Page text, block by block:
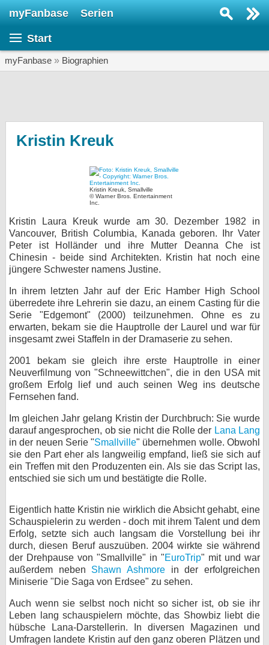
myFanbase Serien
Start
myFanbase » Biographien
Kristin Kreuk
Kristin Kreuk, Smallville
© Warner Bros. Entertainment
Inc.
Kristin Laura Kreuk wurde am 30. Dezember 1982 in
Vancouver, British Columbia, Kanada geboren. Ihr Vater
Peter ist Holländer und ihre Mutter Deanna Che ist
Chinesin - beide sind Architekten. Kristin hat noch eine
jüngere Schwester namens Justine.
In ihrem letzten Jahr auf der Eric Hamber High School
überredete ihre Lehrerin sie dazu, an einem Casting für die
Serie "Edgemont" (2000) teilzunehmen. Ohne es zu
erwarten, bekam sie die Hauptrolle der Laurel und war für
insgesamt zwei Staffeln in der Dramaserie zu sehen.
2001 bekam sie gleich ihre erste Hauptrolle in einer
Neuverfilmung von "Schneewittchen", die in den USA mit
großem Erfolg lief und auch seinen Weg ins deutsche
Fernsehen fand.
Im gleichen Jahr gelang Kristin der Durchbruch: Sie wurde
darauf angesprochen, ob sie nicht die Rolle der Lana Lang
in der neuen Serie "Smallville" übernehmen wolle. Obwohl
sie den Part eher als langweilig empfand, ließ sie sich auf
ein Treffen mit den Produzenten ein. Als sie das Script las,
entschied sie sich um und bestätigte die Rolle.
Eigentlich hatte Kristin nie wirklich die Absicht gehabt, eine
Schauspielerin zu werden - doch mit ihrem Talent und dem
Erfolg, setzte sich auch langsam die Vorstellung bei ihr
durch, diesen Beruf auszuüben. 2004 wirkte sie während
der Drehpause von "Smallville" in "EuroTrip" mit und war
außerdem neben Shawn Ashmore in der erfolgreichen
Miniserie "Die Saga von Erdsee" zu sehen.
Auch wenn sie selbst noch nicht so sicher ist, ob sie ihr
Leben lang schauspielern möchte, das Showbiz liebt die
hübsche Lana-Darstellerin. In diversen Magazinen und
Umfragen landete Kristin auf den ganz oberen Plätzen und
KULTUR
Specials
Gewinnspiele
Forum
bei X
bei Facebook
Nutzungsbedingungen
Cookie-Einstellungen
Impressum
Desktop-Ansicht